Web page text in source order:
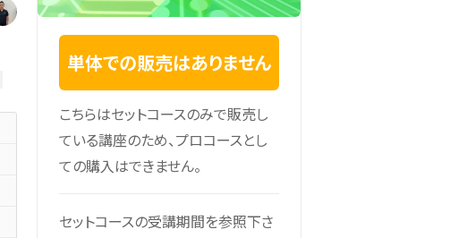
単体での販売はありません
こちらはセットコースのみで販売し
ている講座のため、プロコースとし
ての購入はできません。
セットコースの受講期間を参照下さ